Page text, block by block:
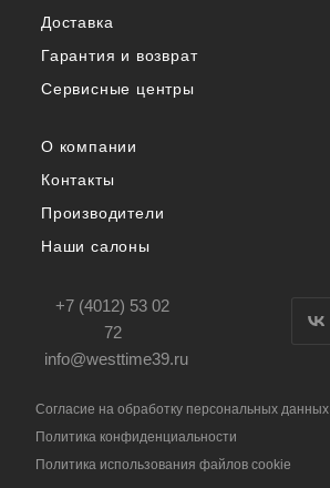
Доставка
Гарантия и возврат
Сервисные центры
О компании
Контакты
Производители
Наши салоны
+7 (4012) 53 02
72
info@westtime39.ru
Согласие на обработку персональных данных
Политика конфиденциальности
Политика использования файлов cookie